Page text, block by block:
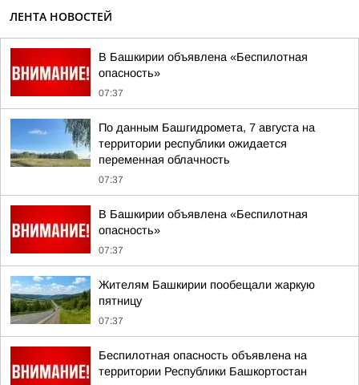
ЛЕНТА НОВОСТЕЙ
В Башкирии объявлена «Беспилотная
опасность»
07:37
По данным Башгидромета, 7 августа на
территории республики ожидается
переменная облачность
07:37
В Башкирии объявлена «Беспилотная
опасность»
07:37
Жителям Башкирии пообещали жаркую
пятницу
07:37
Беспилотная опасность объявлена на
территории Республики Башкортостан